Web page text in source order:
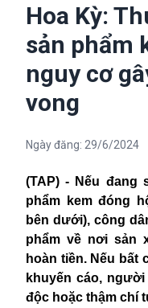
Hoa Kỳ:
sản phẩm
nguy cơ
vong
Ngày đăng: 29/6/2024
(TAP) - Nếu
phẩm kem đóng
bên dưới), công
phẩm về nơi sản
hoàn tiền. Nếu bất
khuyến cáo,
độc hoặc thậm chí